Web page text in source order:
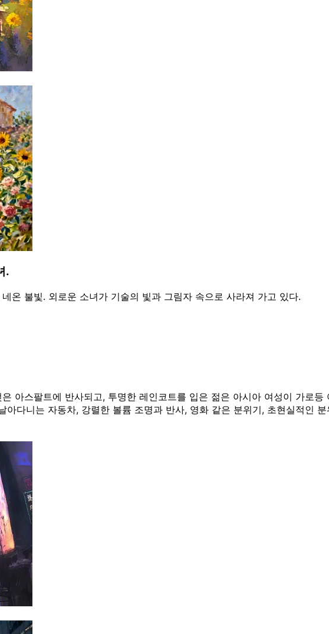
.
온 불빛. 외로운 소녀가 기술의 빛과 그림자 속으로 사라져 가고 있다.
아스팔트에 반사되고, 투명한 레인코트를 입은 젊은 아시아 여성이 가로
다니는 자동차, 강렬한 볼륨 조명과 반사, 영화 같은 분위기, 초현실적인